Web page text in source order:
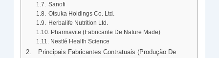
Sanofi
Otsuka Holdings Co. Ltd.
Herbalife Nutrition Ltd.
Pharmavite (Fabricante De Nature Made)
Nestlé Health Science
Principais Fabricantes Contratuais (produção De